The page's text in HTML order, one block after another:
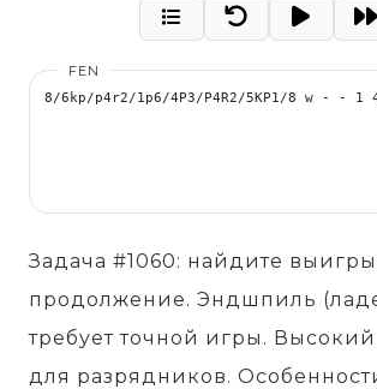
FEN
Задача #1060: найдите
продолжение. Эндшпиль
требует точной игры.
для разрядников.